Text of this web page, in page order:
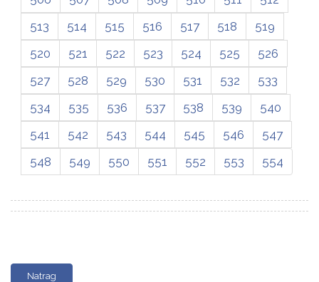
513
514 515 516 517 518
519
520
521 522 523 524 525
526
527
528 529 530 531 532
533
534
535 536 537 538 539
540
541
542 543 544 545 546
547
548
549 550 551 552 553 554
Natrag